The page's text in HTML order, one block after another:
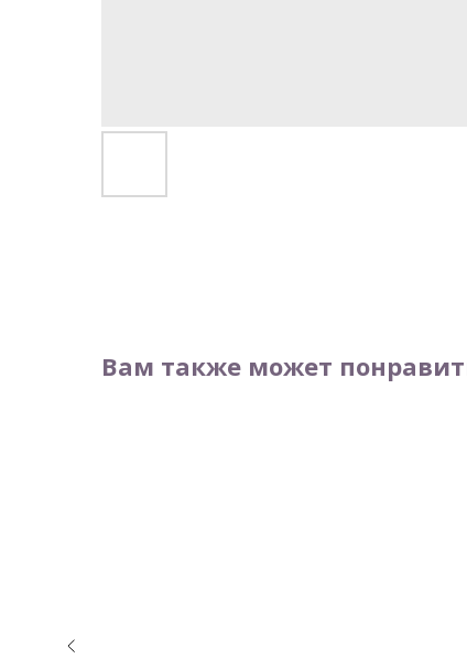
Вам также может